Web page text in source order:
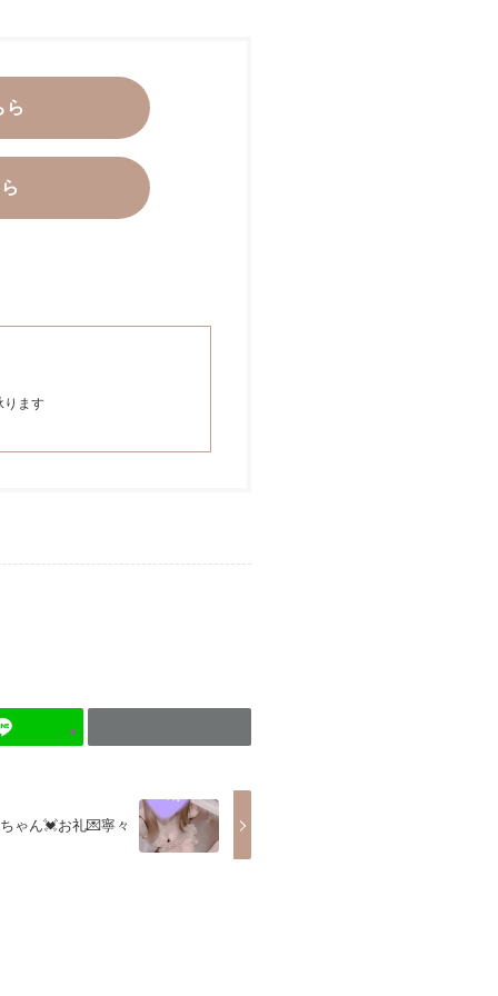
ら
ります
ゃん💓お礼💌寧々